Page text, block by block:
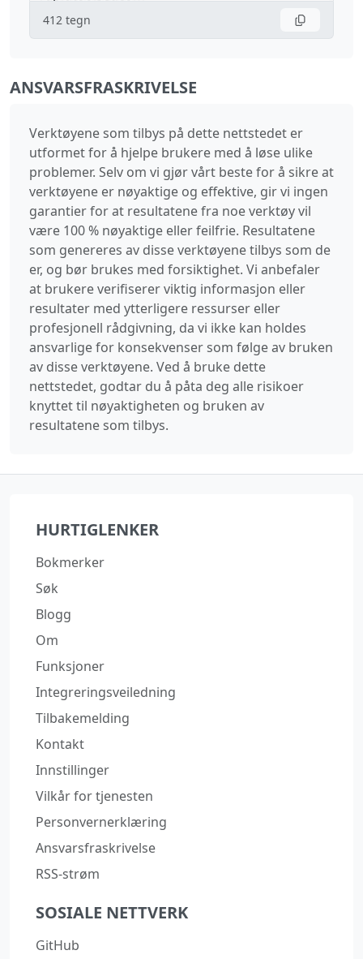
412 tegn
ANSVARSFRASKRIVELSE
Verktøyene som tilbys på dette nettstedet er
utformet for å hjelpe brukere med å løse ulike
problemer. Selv om vi gjør vårt beste for å sikre at
verktøyene er nøyaktige og effektive, gir vi ingen
garantier for at resultatene fra noe verktøy vil
være 100 % nøyaktige eller feilfrie. Resultatene
som genereres av disse verktøyene tilbys som de
er, og bør brukes med forsiktighet. Vi anbefaler
at brukere verifiserer viktig informasjon eller
resultater med ytterligere ressurser eller
profesjonell rådgivning, da vi ikke kan holdes
ansvarlige for konsekvenser som følge av bruken
av disse verktøyene. Ved å bruke dette
nettstedet, godtar du å påta deg alle risikoer
knyttet til nøyaktigheten og bruken av
resultatene som tilbys.
HURTIGLENKER
Bokmerker
Søk
Blogg
Om
Funksjoner
Integreringsveiledning
Tilbakemelding
Kontakt
Innstillinger
Vilkår for tjenesten
Personvernerklæring
Ansvarsfraskrivelse
RSS-strøm
SOSIALE NETTVERK
GitHub